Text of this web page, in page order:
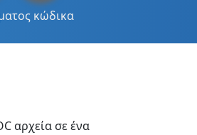
κώδικα
αρχεία σε ένα